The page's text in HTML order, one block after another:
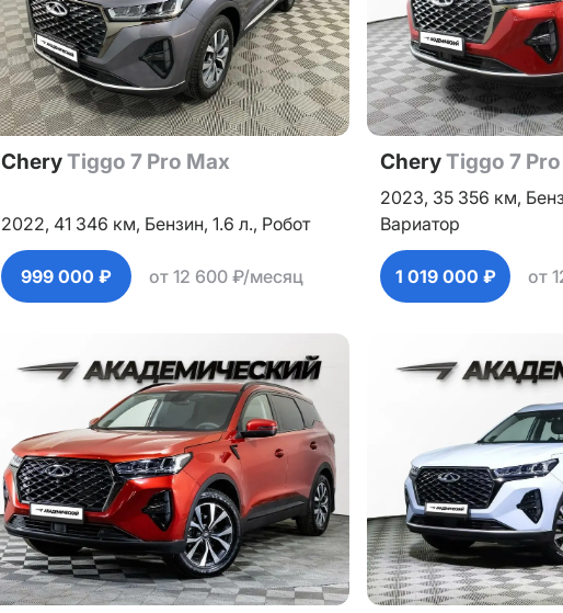
CheryTiggo 7 Pro Max
2022, 41 346 км, Бензин, 1.6 л., Робот
999 000 ₽ от 12 600 ₽/месяц
CheryTiggo 7
2023, 35 356 км,
Вариатор
1 019 000 ₽ от